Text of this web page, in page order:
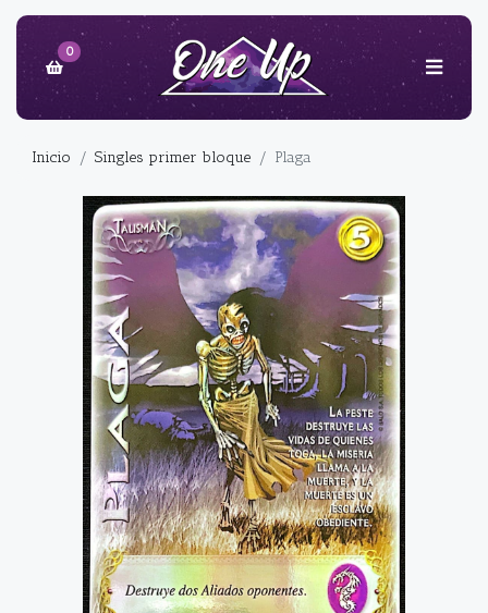
0
Inicio Singles primer bloque Plaga